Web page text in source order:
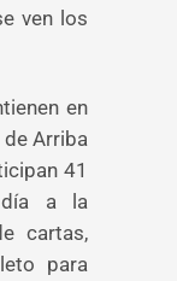
ven los
en
de Arriba
41
a la
cartas,
para